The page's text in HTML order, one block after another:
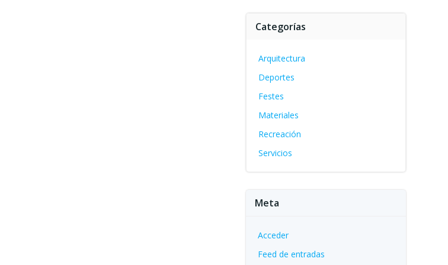
Categorías
Arquitectura
Deportes
Festes
Materiales
Recreación
Servicios
Meta
Acceder
Feed de entradas